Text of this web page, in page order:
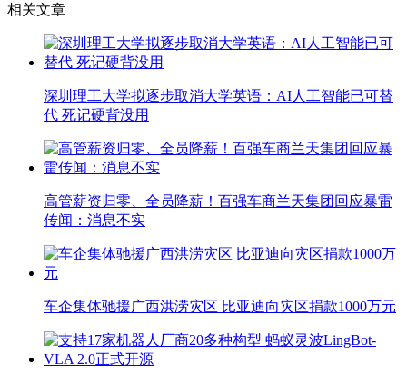
相关文章
深圳理工大学拟逐步取消大学英语：AI人工智能已可替
代 死记硬背没用
高管薪资归零、全员降薪！百强车商兰天集团回应暴雷
传闻：消息不实
车企集体驰援广西洪涝灾区 比亚迪向灾区捐款1000万元